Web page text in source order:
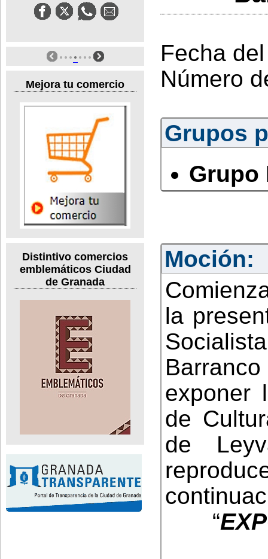
Mejora tu comercio
Distintivo comercios
emblemáticos Ciudad
de Granada
Fecha
Número
Grupos
Grupo
Moción:
la
exponer
de
de
“